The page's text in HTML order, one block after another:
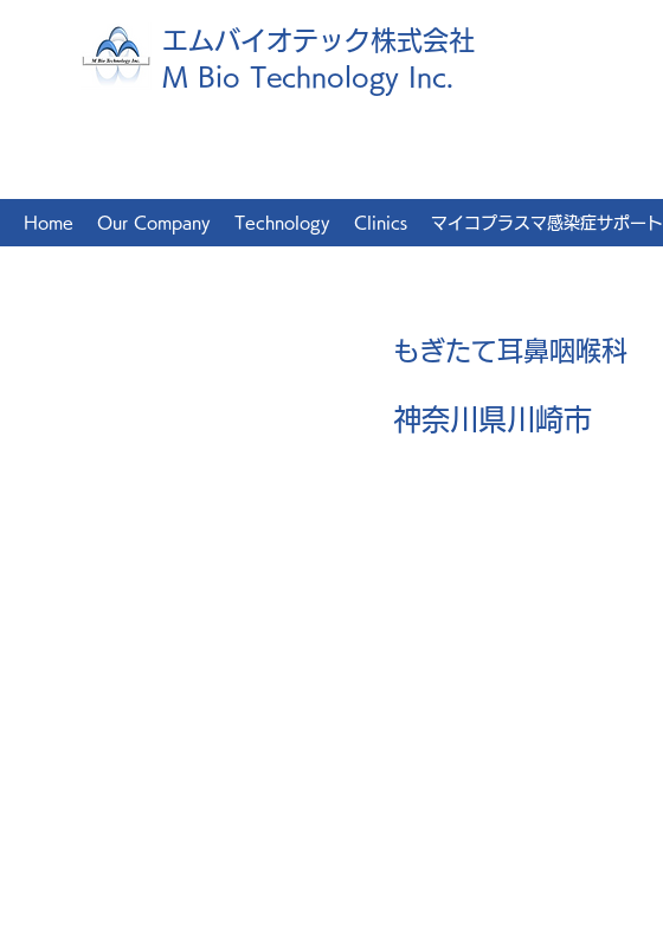
エムバイオテック株式会社
M Bio Technology Inc.
Home Our Company Technology Clinics マイコプラスマ感染症サポート
もぎたて耳鼻咽喉科
神奈川県川崎市